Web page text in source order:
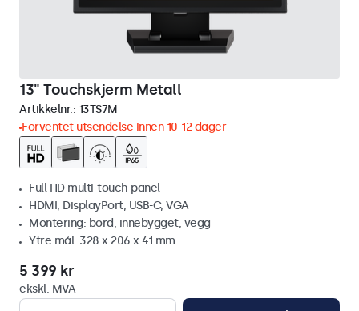
13" Touchskjerm Metall
Artikkelnr.: 13TS7M
Forventet utsendelse innen 10-12 dager
Full HD multi-touch panel
HDMI, DisplayPort, USB-C, VGA
Montering: bord, innebygget, vegg
Ytre mål: 328 x 206 x 41 mm
5 399 kr
ekskl. MVA